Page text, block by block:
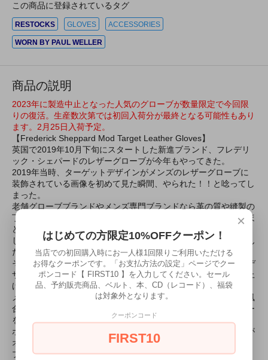
この商品に登録されているタグ
RESTOCKS GLOVES ACCESSORIES
WORN BY PAUL WELLER
商品の説明
2023年に製造中止となった人気のグローブが数量限定で今回限
りの復活。生産数次第では初回入荷分が最終となる可能性もあり
ます。2月25日入荷予定。
【Frederick Sheppard Mod Target Leather Gloves】
英国で2019年10月下旬にスタートした新進ブランド、フレデリ
ック・シェパードのレザーグローブが今年もやってきた。
2019年当時、ターゲットデザインがメンズのレザーグローブに
装飾されている画像を初めて見た瞬間、やられた！！と唸ってし
まった。
老舗グローブブランドやメンズ専門ブランドなら革の質や縫製の
丁寧さ、ファクトリーの歴史といったスペックを追求してこれほ
どPOPな遊び心をあまり前面に出さないのが通例。
しかし新進ブランドであり女性デザイナーだからこそ実現したん
だろうな、と想像してしまう。
そんな本格的なグローブブランドではやらないであろうPOPなデ
ザインを落とし込んでいながら上質なレザーを使って丁寧に仕上
げているバランスがまた良い。
メルセデスなどの高級車のシートにも使われ、上質でソフトな風
合いを生かして高級グローブ素材としても選ばれるナッパレザー
を使用しているので革のクオリティーは問題ない。
ポール・ウェラーがシープスキンに合わせて着用している画像が
オフィシャルからリリースされているのでファンは要チェック。
プレゼントに最適なファブリックの巾着袋付き。
×
はじめての方限定10%OFFクーポン！
当店での初回購入時にお一人様1回限りご利用いただける
お得なクーポンです。「お支払方法の設定」ページでクー
ポンコード【 FIRST10 】を入力してください。セール
品、予約販売商品、ベルト、本、CD（レコード）、福袋
は対象外となります。
クーポンコード
FIRST10